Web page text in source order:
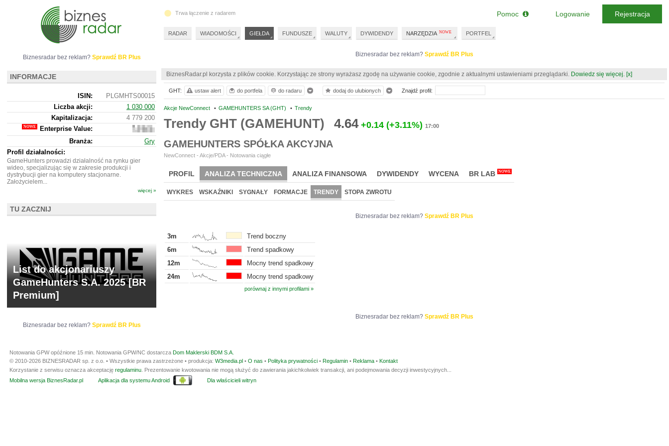
Biznesradar bez reklam? Sprawdź BR Plus
BiznesRadar.pl korzysta z plików cookie. Korzystając ze strony wyrażasz zgodę na używanie cookie, zgodnie z aktualnymi ustawieniami przeglądarki. Dowiedz się więcej. [x]
Akcje NewConnect • GAMEHUNTERS SA (GHT) • Trendy
Trendy GHT (GAMEHUNT) 4.64 +0.14 (+3.11%) 17:00
GAMEHUNTERS SPÓŁKA AKCYJNA
NewConnect - Akcje/PDA - Notowania ciągłe
PROFIL ANALIZA TECHNICZNA ANALIZA FINANSOWA DYWIDENDY WYCENA BR LAB NOWE
WYKRES WSKAŹNIKI SYGNAŁY FORMACJE TRENDY STOPA ZWROTU
Biznesradar bez reklam? Sprawdź BR Plus
3m
Trend boczny
6m
Trend spadkowy
12m
Mocny trend spadkowy
24m
Mocny trend spadkowy
porównaj z innymi profilami »
Biznesradar bez reklam? Sprawdź BR Plus
GHT: ustaw alert do portfela do radaru dodaj do ulubionych Znajdź profil:
Biznesradar bez reklam? Sprawdź BR Plus
INFORMACJE
ISIN:
PLGMHTS00015
Liczba akcji:
1 030 000
Kapitalizacja:
4 779 200
Enterprise Value:
4
467
200
Branża:
Gry
Profil działalności:
GameHunters prowadzi działalność na rynku gier
wideo, specjalizując się w zakresie produkcji i
dystrybucji gier na komputery stacjonarne.
Założycielem...
więcej »
TU ZACZNIJ
List do akcjonariuszy
GameHunters S.A. 2025 [BR
Premium]
Biznesradar bez reklam? Sprawdź BR Plus
Trwa łączenie z radarem
RADAR WIADOMOŚCI GIEŁDA FUNDUSZE WALUTY DYWIDENDY NARZĘDZIA PORTFEL
Pomoc Logowanie Rejestracja
Notowania GPW opóźnione 15 min. Notowania GPW/NC dostarcza Dom Maklerski BDM S.A.
© 2010-2026 BIZNESRADAR sp. z o.o. • Wszystkie prawa zastrzeżone • produkcja: W3media.pl • O nas • Polityka prywatności • Regulamin • Reklama • Kontakt
Korzystanie z serwisu oznacza akceptację regulaminu . Prezentowanie kwotowania nie mogą służyć do zawierania jakichkolwiek transakcji, ani podejmowania decyzji inwestycyjnych...
Mobilna wersja BiznesRadar.pl
Aplikacja dla systemu Android Dla właścicieli witryn